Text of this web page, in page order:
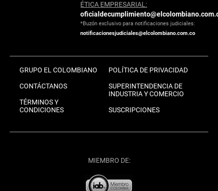
ÉTICA EMPRESARIAL:
*Buzón exclusivo para notificaciones judiciales:
notificacionesjudiciales@elcolombiano.com.co
GRUPO EL COLOMBIANO
CONTÁCTANOS
TÉRMINOS Y
CONDICIONES
POLÍTICA DE PRIVACIDAD
SUPERINTENDENCIA DE
INDUSTRIA Y COMERCIO
SUSCRIPCIONES
MIEMBRO DE: